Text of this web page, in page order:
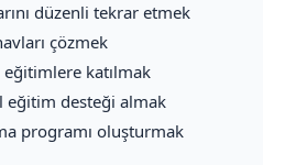
düzenli tekrar etmek
çözmek
eğitimlere katılmak
eğitim desteği almak
programı oluşturmak